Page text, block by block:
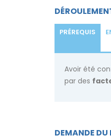
PRÉREQUIS
Avoir été
par des
DEMANDE